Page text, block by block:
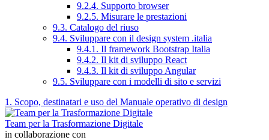
9.2.4. Supporto browser
9.2.5. Misurare le prestazioni
9.3. Catalogo del riuso
9.4. Sviluppare con il design system .italia
9.4.1. Il framework Bootstrap Italia
9.4.2. Il kit di sviluppo React
9.4.3. Il kit di sviluppo Angular
9.5. Sviluppare con i modelli di sito e servizi
1. Scopo, destinatari e uso del Manuale operativo di design
Team per la Trasformazione Digitale
in collaborazione con